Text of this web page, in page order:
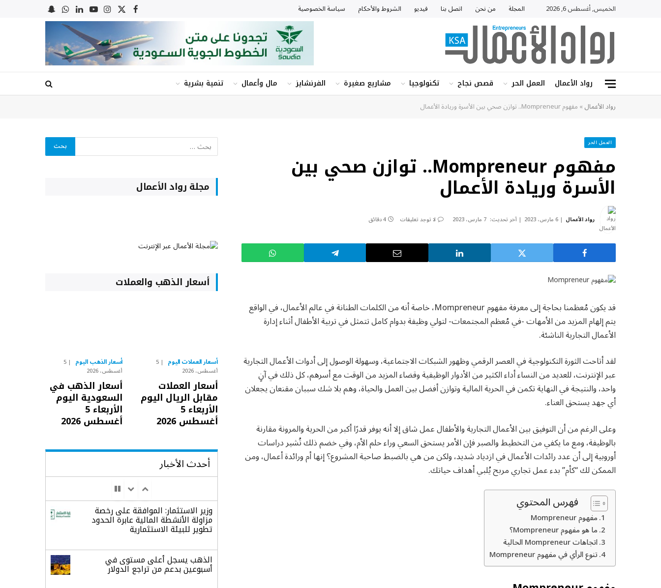
الخميس, أغسطس 6, 2026 المجلة من نحن اتصل بنا فيديو الشروط والأحكام سياسة الخصوصية فيسبوك
X
(Twitter)
الانستغرام
يوتيوبلينكدإنواتسابSnapchat
رواد الأعمال العمل الحر قصص نجاح تكنولوجيا مشاريع صغيرة الفرنشايز مال وأعمال تنمية بشرية
رواد الأعمال»مفهوم Mompreneur.. توازن صحي بين الأسرة وريادة الأعمال
العمل الحر
مفهوم Mompreneur.. توازن صحي بين
الأسرة وريادة الأعمال
رواد الأعمال 6 مارس، 2023 آخر تحديث: 7 مارس، 2023 لا توجد تعليقات 4 دقائق
قد يكون مُعظمنا بحاجة إلى معرفة مفهوم Mompreneur، خاصة أنه من الكلمات الطنانة في عالم الأعمال، في الواقع
يتم إلهام المزيد من الأمهات -في مُعظم المجتمعات- لتولي وظيفة بدوام كامل تتمثل في تربية الأطفال أثناء إدارة
الأعمال التجارية الناشئة.
لقد أتاحت الثورة التكنولوجية في العصر الرقمي وظهور الشبكات الاجتماعية، وسهولة الوصول إلى أدوات الأعمال التجارية
عبر الإنترنت، للعديد من النساء أداء الكثير من الأدوار الوظيفية وقضاء المزيد من الوقت مع أسرهم، كل ذلك في آنٍ
واحد، والنتيجة في النهاية تكمن في الحرية المالية وتوازن أفضل بين العمل والحياة، وهم بلا شك سببان مقنعان يجعلان
أي جهد يستحق العناء.
وعلى الرغم من أن التوفيق بين الأعمال التجارية والأطفال عمل شاق إلا أنه يوفر قدرًا أكبر من الحرية والمرونة مقارنة
بالوظيفة، ومع ما يكفي من التخطيط والصبر فإن الأمر يستحق السعي وراء حلم الأم، وفي خضم ذلك تُشير دراسات
أوروبية إلى أن عدد رائدات الأعمال في ازدياد شديد، ولكن من هي بالضبط صاحبة المشروع؟ إنها أم ورائدة أعمال، ومن
الممكن لك “كأم” بدء عمل تجاري مربح يُلبي أهداف حياتك.
فهرس المحتوي
مفهوم Mompreneur
ما هو مفهوم Mompreneur؟
اتجاهات Mompreneur الحالية
تنوع الرأي في مفهوم Mompreneur
مجلة رواد الأعمال
أسعار الذهب والعملات
أسعار العملات اليوم 5
أغسطس، 2026
أسعار العملات
مقابل الريال اليوم
الأربعاء 5
أغسطس 2026
أسعار الذهب اليوم 5
أغسطس، 2026
أسعار الذهب في
السعودية اليوم
الأربعاء 5
أغسطس 2026
أحدث الأخبار
وزير الاستثمار: الموافقة على رخصة
مزاولة الأنشطة المالية عابرة الحدود
تطوير للبيئة الاستثمارية
الذهب يسجل أعلى مستوى في
أسبوعين بدعم من تراجع الدولار